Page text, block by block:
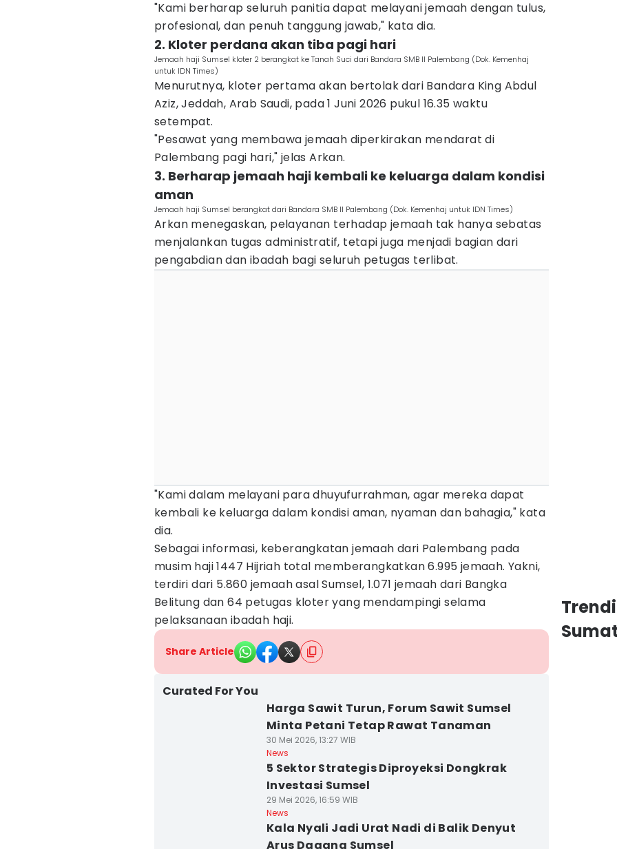
"Kami berharap seluruh panitia dapat melayani jemaah dengan tulus,
profesional, dan penuh tanggung jawab," kata dia.
2. Kloter perdana akan tiba pagi hari
Jemaah haji Sumsel kloter 2 berangkat ke Tanah Suci dari Bandara SMB II Palembang (Dok. Kemenhaj
untuk IDN Times)
Menurutnya, kloter pertama akan bertolak dari Bandara King Abdul
Aziz, Jeddah, Arab Saudi, pada 1 Juni 2026 pukul 16.35 waktu
setempat.
"Pesawat yang membawa jemaah diperkirakan mendarat di
Palembang pagi hari," jelas Arkan.
3. Berharap jemaah haji kembali ke keluarga dalam kondisi
aman
Jemaah haji Sumsel berangkat dari Bandara SMB II Palembang (Dok. Kemenhaj untuk IDN Times)
Arkan menegaskan, pelayanan terhadap jemaah tak hanya sebatas
menjalankan tugas administratif, tetapi juga menjadi bagian dari
pengabdian dan ibadah bagi seluruh petugas terlibat.
"Kami dalam melayani para dhuyufurrahman, agar mereka dapat
kembali ke keluarga dalam kondisi aman, nyaman dan bahagia," kata
dia.
Sebagai informasi, keberangkatan jemaah dari Palembang pada
musim haji 1447 Hijriah total memberangkatkan 6.995 jemaah. Yakni,
terdiri dari 5.860 jemaah asal Sumsel, 1.071 jemaah dari Bangka
Belitung dan 64 petugas kloter yang mendampingi selama
pelaksanaan ibadah haji.
Share Article
Curated For You
Harga Sawit Turun, Forum Sawit Sumsel
Minta Petani Tetap Rawat Tanaman
30 Mei 2026, 13:27 WIB
News
5 Sektor Strategis Diproyeksi Dongkrak
Investasi Sumsel
29 Mei 2026, 16:59 WIB
News
Kala Nyali Jadi Urat Nadi di Balik Denyut
Arus Dagang Sumsel